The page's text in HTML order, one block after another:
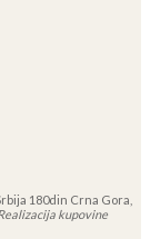
180din Crna Gora,
kupovine